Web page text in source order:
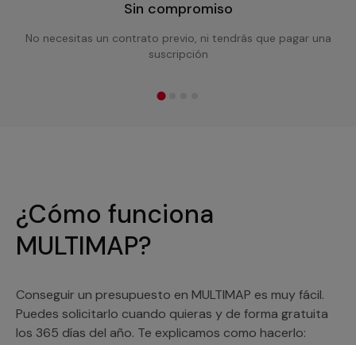
Sin compromiso
No necesitas un contrato previo, ni tendrás que pagar una
suscripción
¿Cómo funciona
MULTIMAP?
Conseguir un presupuesto en MULTIMAP es muy fácil.
Puedes solicitarlo cuando quieras y de forma gratuita
los 365 días del año. Te explicamos como hacerlo: